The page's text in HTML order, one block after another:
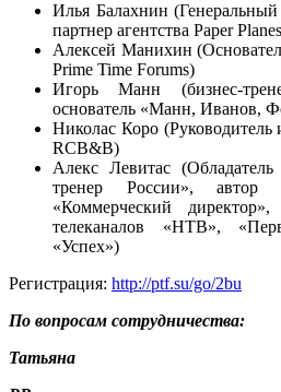
Илья Балахнин
партнер агентства Paper
Алексей Манихин
Prime Time Forums)
Игорь Манн (бизнес-
основатель «Манн, Иванов,
Николас Коро (Руководитель
RCB&B)
Алекс Левитас
тренер России», автор
«Коммерческий
телеканалов «НТВ»,
«Успех»)
Регистрация: http://ptf.su/go/2bu
По вопросам сотрудничества:
Татьяна